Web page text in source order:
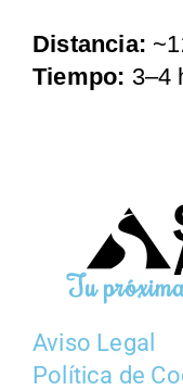
Distancia:
Tiempo: 3–4
Tu
Aviso Legal
Política de